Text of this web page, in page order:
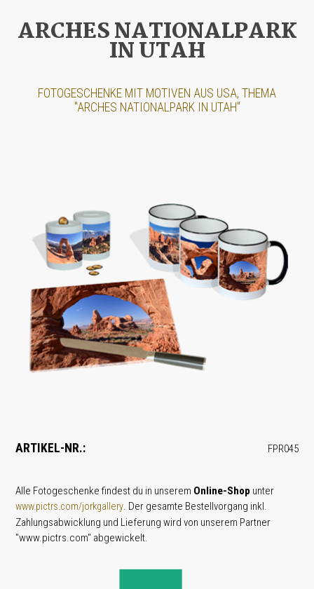
ARCHES NATIONALPARK
IN UTAH
FOTOGESCHENKE MIT MOTIVEN AUS USA, THEMA
"ARCHES NATIONALPARK IN UTAH"
ARTIKEL-NR.: FPR045
Alle Fotogeschenke findest du in unserem Online-Shop unter
www.pictrs.com/jorkgallery . Der gesamte Bestellvorgang inkl.
Zahlungsabwicklung und Lieferung wird von unserem Partner
"www.pictrs.com" abgewickelt.